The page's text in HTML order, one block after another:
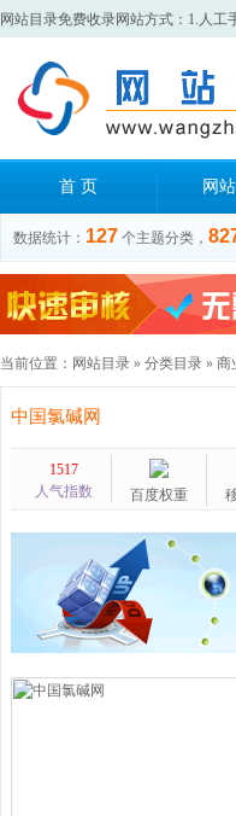
网站目录免费收录网站方式：1.人工
首 页 网
数据统计： 127 个主题分类，
当前位置： 网站目录 » 分类目录 » 商
中国氯碱网
1517
人气指数
百度权重